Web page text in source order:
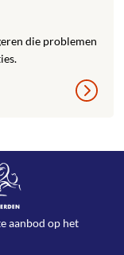
die problemen
aanbod op het